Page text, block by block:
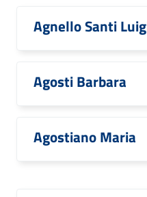
Agnello Santi
Agosti Barbara
Agostiano Maria